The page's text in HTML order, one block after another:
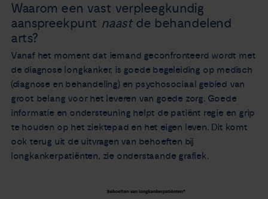
Waarom een vast verpleegkundig
aanspreekpunt naastde behandelend
arts?
Vanaf het moment dat iemand geconfronteerd wordt met
de diagnose longkanker, is goede begeleiding op medisch
(diagnose en behandeling) en psychosociaal gebied van
groot belang voor het leveren van goede zorg. Goede
informatie en ondersteuning helpt de patiënt regie en grip
te houden op het ziektepad en het eigen leven. Dit komt
ook terug uit de uitvragen van behoeften bij
longkankerpatiënten, zie onderstaande grafiek.